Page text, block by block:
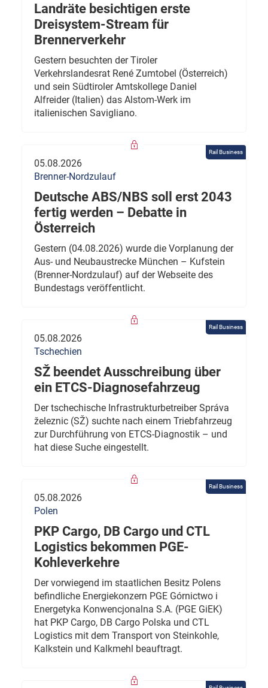
Landräte besichtigen erste
Dreisystem-Stream für
Brennerverkehr
Gestern besuchten der Tiroler
Verkehrslandesrat René Zumtobel (Österreich)
und sein Südtiroler Amtskollege Daniel
Alfreider (Italien) das Alstom-Werk im
italienischen Savigliano.
Rail Business
05.08.2026
Brenner-Nordzulauf
Deutsche ABS/NBS soll erst 2043
fertig werden – Debatte in
Österreich
Gestern (04.08.2026) wurde die Vorplanung der
Aus- und Neubaustrecke München – Kufstein
(Brenner-Nordzulauf) auf der Webseite des
Bundestags veröffentlicht.
Rail Business
05.08.2026
Tschechien
SŽ beendet Ausschreibung über
ein ETCS-Diagnosefahrzeug
Der tschechische Infrastrukturbetreiber Správa
železnic (SŽ) suchte nach einem Triebfahrzeug
zur Durchführung von ETCS-Diagnostik – und
hat diese Suche eingestellt.
Rail Business
05.08.2026
Polen
PKP Cargo, DB Cargo und CTL
Logistics bekommen PGE-
Kohleverkehre
Der vorwiegend im staatlichen Besitz Polens
befindliche Energiekonzern PGE Górnictwo i
Energetyka Konwencjonalna S.A. (PGE GiEK)
hat PKP Cargo, DB Cargo Polska und CTL
Logistics mit dem Transport von Steinkohle,
Kalkstein und Kalkmehl beauftragt.